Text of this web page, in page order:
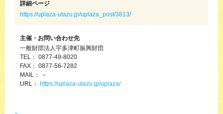
詳細ページ
https://uplaza-utazu.jp/uplaza_post/3813/
主催・お問い合わせ先
一般財団法人宇多津町振興財団
TEL： 0877-49-8020
FAX： 0877-56-7282
MAIL： －
URL： https://uplaza-utazu.jp/uplaza/